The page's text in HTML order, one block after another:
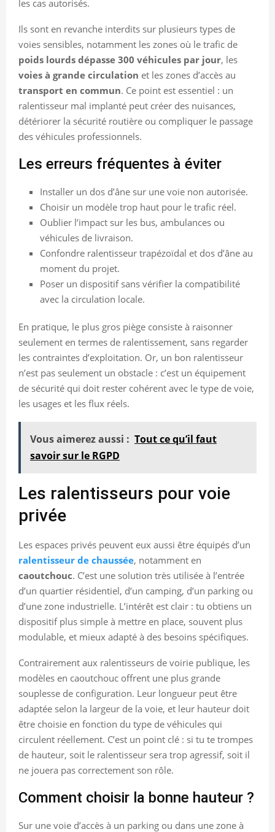
les cas autorisés.
Ils sont en revanche interdits sur plusieurs types de
voies sensibles, notamment les zones où le trafic de
poids lourds dépasse 300 véhicules par jour, les
voies à grande circulation et les zones d’accès au
transport en commun. Ce point est essentiel : un
ralentisseur mal implanté peut créer des nuisances,
détériorer la sécurité routière ou compliquer le passage
des véhicules professionnels.
Les erreurs fréquentes à éviter
Installer un dos d’âne sur une voie non autorisée.
Choisir un modèle trop haut pour le trafic réel.
Oublier l’impact sur les bus, ambulances ou
véhicules de livraison.
Confondre ralentisseur trapézoïdal et dos d’âne au
moment du projet.
Poser un dispositif sans vérifier la compatibilité
avec la circulation locale.
En pratique, le plus gros piège consiste à raisonner
seulement en termes de ralentissement, sans regarder
les contraintes d’exploitation. Or, un bon ralentisseur
n’est pas seulement un obstacle : c’est un équipement
de sécurité qui doit rester cohérent avec le type de voie,
les usages et les flux réels.
Vous aimerez aussi : Tout ce qu’il faut
savoir sur le RGPD
Les ralentisseurs pour voie
privée
Les espaces privés peuvent eux aussi être équipés d’un
ralentisseur de chaussée, notamment en
caoutchouc. C’est une solution très utilisée à l’entrée
d’un quartier résidentiel, d’un camping, d’un parking ou
d’une zone industrielle. L’intérêt est clair : tu obtiens un
dispositif plus simple à mettre en place, souvent plus
modulable, et mieux adapté à des besoins spécifiques.
Contrairement aux ralentisseurs de voirie publique, les
modèles en caoutchouc offrent une plus grande
souplesse de configuration. Leur longueur peut être
adaptée selon la largeur de la voie, et leur hauteur doit
être choisie en fonction du type de véhicules qui
circulent réellement. C’est un point clé : si tu te trompes
de hauteur, soit le ralentisseur sera trop agressif, soit il
ne jouera pas correctement son rôle.
Comment choisir la bonne hauteur ?
Sur une voie d’accès à un parking ou dans une zone à